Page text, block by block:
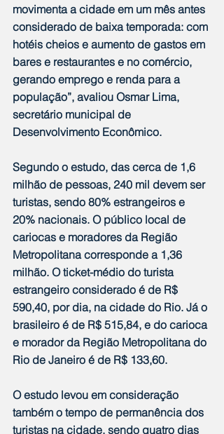
movimenta a cidade em um mês antes
considerado de baixa temporada: com
hotéis cheios e aumento de gastos em
bares e restaurantes e no comércio,
gerando emprego e renda para a
população”, avaliou Osmar Lima,
secretário municipal de
Desenvolvimento Econômico.
Segundo o estudo, das cerca de 1,6
milhão de pessoas, 240 mil devem ser
turistas, sendo 80% estrangeiros e
20% nacionais. O público local de
cariocas e moradores da Região
Metropolitana corresponde a 1,36
milhão. O ticket-médio do turista
estrangeiro considerado é de R$
590,40, por dia, na cidade do Rio. Já o
brasileiro é de R$ 515,84, e do carioca
e morador da Região Metropolitana do
Rio de Janeiro é de R$ 133,60.
O estudo levou em consideração
também o tempo de permanência dos
turistas na cidade, sendo quatro dias